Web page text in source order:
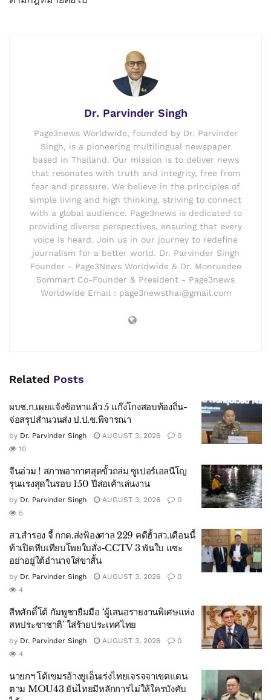
Dr. Parvinder Singh
Page3news Worldwide, founded by Dr. Parvinder
Singh, is a pioneering multilingual newspaper
based in Thailand. Our mission is to deliver news
that resonates with truth and integrity, free from
fear and pressure. We believe in the principles of
simple living and high thinking, striving to connect
with a global audience. Page3news is dedicated to
providing diverse perspectives, ensuring that every
voice is heard. Join us in our journey to redefine
journalism for a better world. Dr. Parvinder Singh
Founder - Page3News Worldwide & Dr. Monruedee
Sommart Co-Founder & President - Page3news
Worldwide Email : page3newsthai@gmail.com
Related Posts
ผบช.ก.เผยแจ้งข้อหาแล้ว 5 แก๊งโกงสอบท้องถิ่น-
จ่อสรุปสำนวนส่ง ป.ป.ช.พิจารณา
by Dr. Parvinder Singh AUGUST 3, 2026
0
10
จีนอ่วม ! สภาพอากาศสุดขั้วถล่ม ซูเปอร์เอลนีโญ
รุนแรงสุดในรอบ 150 ปีส่อเค้าเล่นงาน
by Dr. Parvinder Singh AUGUST 3, 2026
0
5
สว.สำรอง จี้ กกต.ส่งฟ้องศาล 229 คดีฮั้วสว.เดือนนี้
ท้าเปิดหีบเทียบโพยใบสั่ง-CCTV 3 พันใบ แซะ
อย่าอยู่ใต้อำนาจใส่ขาสั้น
by Dr. Parvinder Singh AUGUST 3, 2026
0
4
สีหศักดิ์โต้ กัมพูชายืมมือ ‘ผู้เสนอรายงานพิเศษแห่ง
สหประชาชาติ’ ใส่ร้ายประเทศไทย
by Dr. Parvinder Singh AUGUST 3, 2026
0
4
นายกฯ โต้เขมรอ้างยูเอ็นเร่งไทยเจรจจาเขตแดน
ตาม MOU43 ยันไทยมีหลักการไม่ให้ใครบังคับ